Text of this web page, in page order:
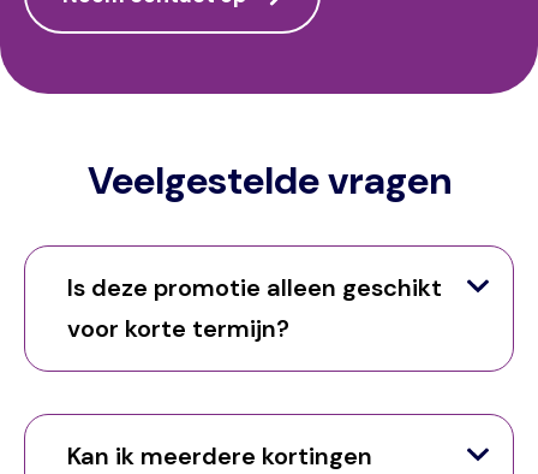
Veelgestelde vragen
Is deze promotie alleen geschikt
voor korte termijn?
Kan ik meerdere kortingen